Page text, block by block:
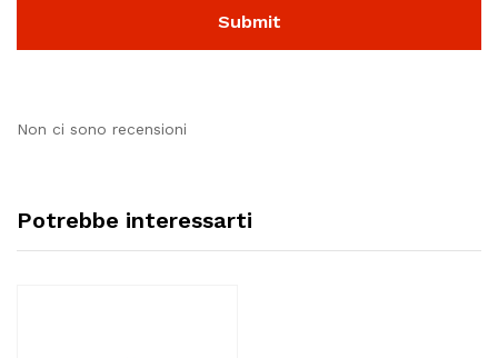
Non ci sono recensioni
Potrebbe interessarti